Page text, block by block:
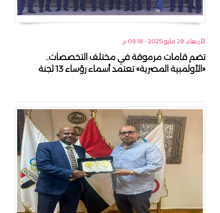
الأربعاء, 28 مايو 2025 - 08:18 م
تضم قامات مرموقة في مختلف التخصصات..
«الأولمبية المصرية» تعتمد أسماء رؤساء 13 لجنة